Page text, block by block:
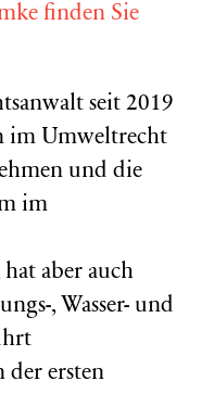
finden Sie
seit 2019
im Umweltrecht
und die
im
aber auch
, Wasser- und
ersten